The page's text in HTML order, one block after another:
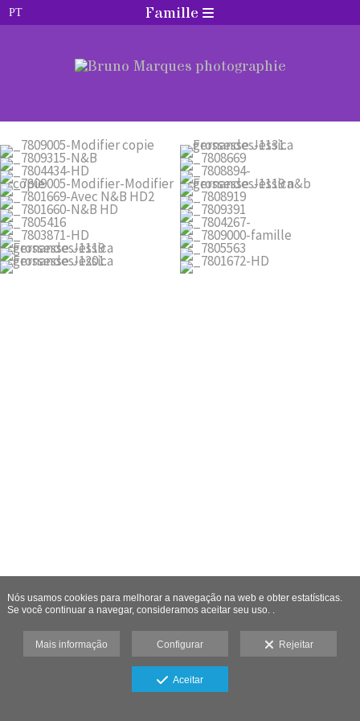
Famille
Nós usamos cookies para melhorar a navegação na web e obter estatísticas.
Se você continuar a navegar, consideramos aceitar seu uso. .
Mais informação Configurar Rejeitar
Aceitar